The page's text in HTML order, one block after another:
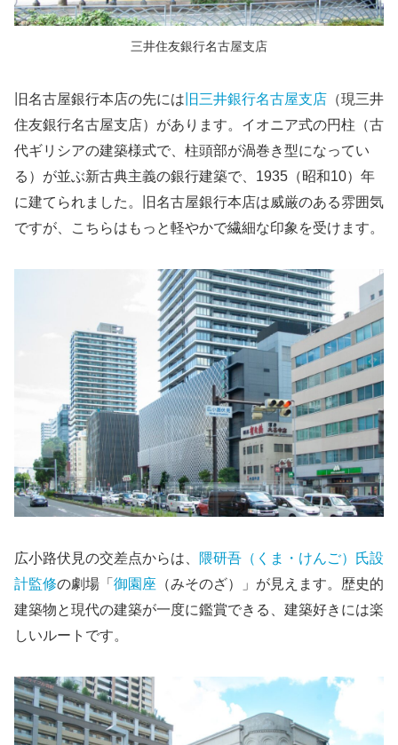
三井住友銀行名古屋支店
旧名古屋銀行本店の先には 旧三井銀行名古屋支店 （現三井
住友銀行名古屋支店）があります。イオニア式の円柱（古
代ギリシアの建築様式で、柱頭部が渦巻き型になってい
る）が並ぶ新古典主義の銀行建築で、1935（昭和10）年
に建てられました。旧名古屋銀行本店は威厳のある雰囲気
ですが、こちらはもっと軽やかで繊細な印象を受けます。
広小路伏見の交差点からは、
隈研吾（くま・けんご）氏設
計監修の劇場「 御園座 （みそのざ）」が見えます。歴史的
建築物と現代の建築が一度に鑑賞できる、建築好きには楽
しいルートです。